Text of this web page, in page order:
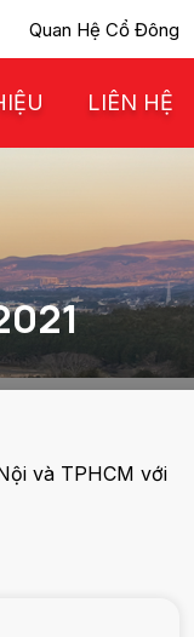
Quan Hệ Cổ Đông
LIÊN HỆ
và TPHCM với